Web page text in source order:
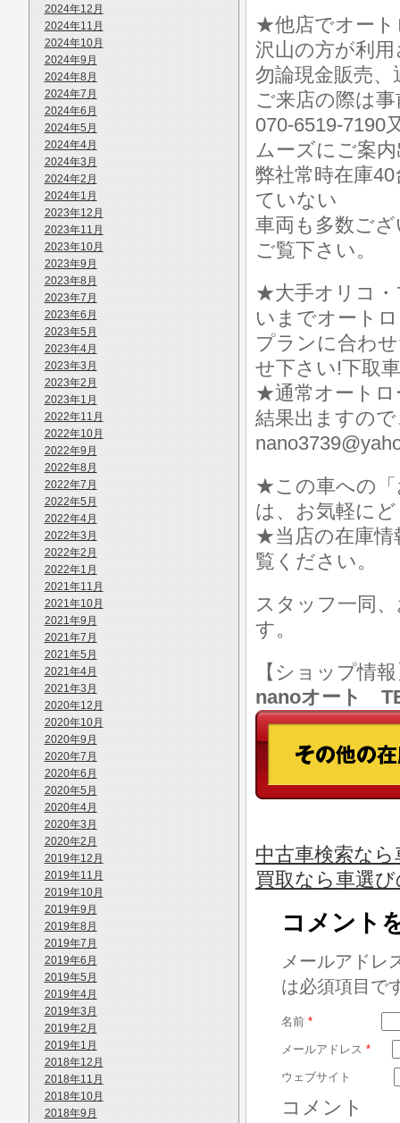
2024年12月
2024年11月
2024年10月
2024年9月
2024年8月
2024年7月
2024年6月
2024年5月
2024年4月
2024年3月
2024年2月
2024年1月
2023年12月
2023年11月
2023年10月
2023年9月
2023年8月
2023年7月
2023年6月
2023年5月
2023年4月
2023年3月
2023年2月
2023年1月
2022年11月
2022年10月
2022年9月
2022年8月
2022年7月
2022年5月
2022年4月
2022年3月
2022年2月
2022年1月
2021年11月
2021年10月
2021年9月
2021年7月
2021年5月
2021年4月
2021年3月
2020年12月
2020年10月
2020年9月
2020年7月
2020年6月
2020年5月
2020年4月
2020年3月
2020年2月
2019年12月
2019年11月
2019年10月
2019年9月
2019年8月
2019年7月
2019年6月
2019年5月
2019年4月
2019年3月
2019年2月
2019年1月
2018年12月
2018年11月
2018年10月
2018年9月
★他店でオート
沢山の方が利
勿論現金販売
ご来店の際は
070-6519-7190
ムーズにご案
弊社常時在庫
ていない
車両も多数ご
ご覧下さい。
★大手オリコ・
いまでオート
プランに合わ
せ下さい!下取
★通常オートロ
結果出ますの
★この車への「
は、お気軽に
★当店の在庫情
覧ください。
スタッフ一同
す。
【ショップ情
nanoオート
中古車検索な
買取なら車選
コメント
メールアドレ
は必須項目で
名前 *
メールアドレス *
ウェブサイト
コメント